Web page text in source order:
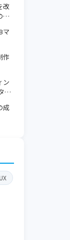
改
、
マ
作
ン
成